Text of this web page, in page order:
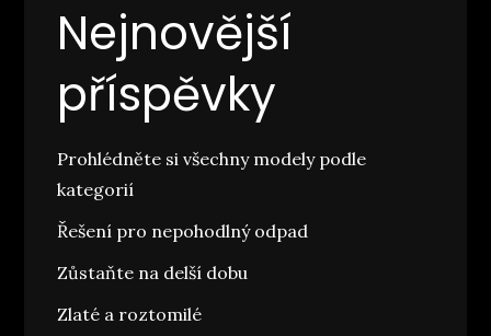
Nejnovější
příspěvky
Prohlédněte si všechny modely podle
kategorií
Řešení pro nepohodlný odpad
Zůstaňte na delší dobu
Zlaté a roztomilé